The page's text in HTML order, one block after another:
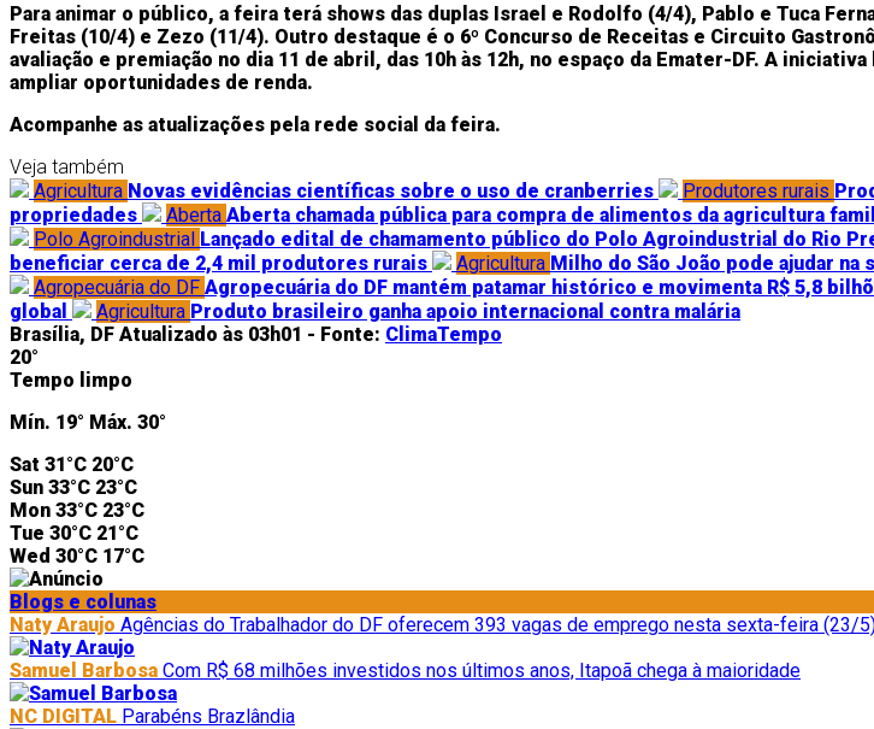
Para animar o público, a feira terá shows das duplas Israel e Rodolfo (4/4), Pablo e Tuca
Freitas (10/4) e Zezo (11/4). Outro destaque é o 6º Concurso de Receitas e Circuito
avaliação e premiação no dia 11 de abril, das 10h às 12h, no espaço da Emater-DF. A
ampliar oportunidades de renda.
Acompanhe as atualizações pela rede social da feira.
Veja também
Agricultura Novas evidências científicas sobre o uso de cranberries Produtores rurais
propriedades
Aberta Aberta chamada pública para compra de alimentos da agricultura
Polo Agroindustrial Lançado edital de chamamento público do Polo Agroindustrial do Rio
beneficiar cerca de 2,4 mil produtores rurais
Agricultura Milho do São João pode ajudar na
Agropecuária do DF Agropecuária do DF mantém patamar histórico e movimenta R$ 5,8
global
Agricultura Produto brasileiro ganha apoio internacional contra malária
Brasília, DF Atualizado às 03h01 - Fonte: ClimaTempo
20°
Tempo limpo
Mín. 19° Máx. 30°
Sat 31°C 20°C
Sun 33°C 23°C
Mon 33°C 23°C
Tue 30°C 21°C
Wed 30°C 17°C
Blogs e colunas
Naty Araujo Agências do Trabalhador do DF oferecem 393 vagas de emprego nesta sexta-feira (23/
Samuel Barbosa Com R$ 68 milhões investidos nos últimos anos, Itapoã chega à maioridade
NC DIGITAL Parabéns Brazlândia